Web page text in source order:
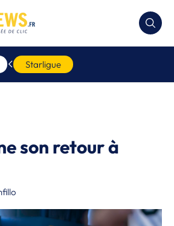
Starligue
son retour à